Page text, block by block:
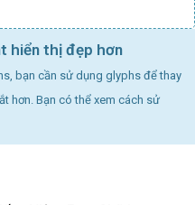
hiển thị đẹp hơn
bạn cần sử dụng glyphs để thay
hơn. Bạn có thể xem cách sử